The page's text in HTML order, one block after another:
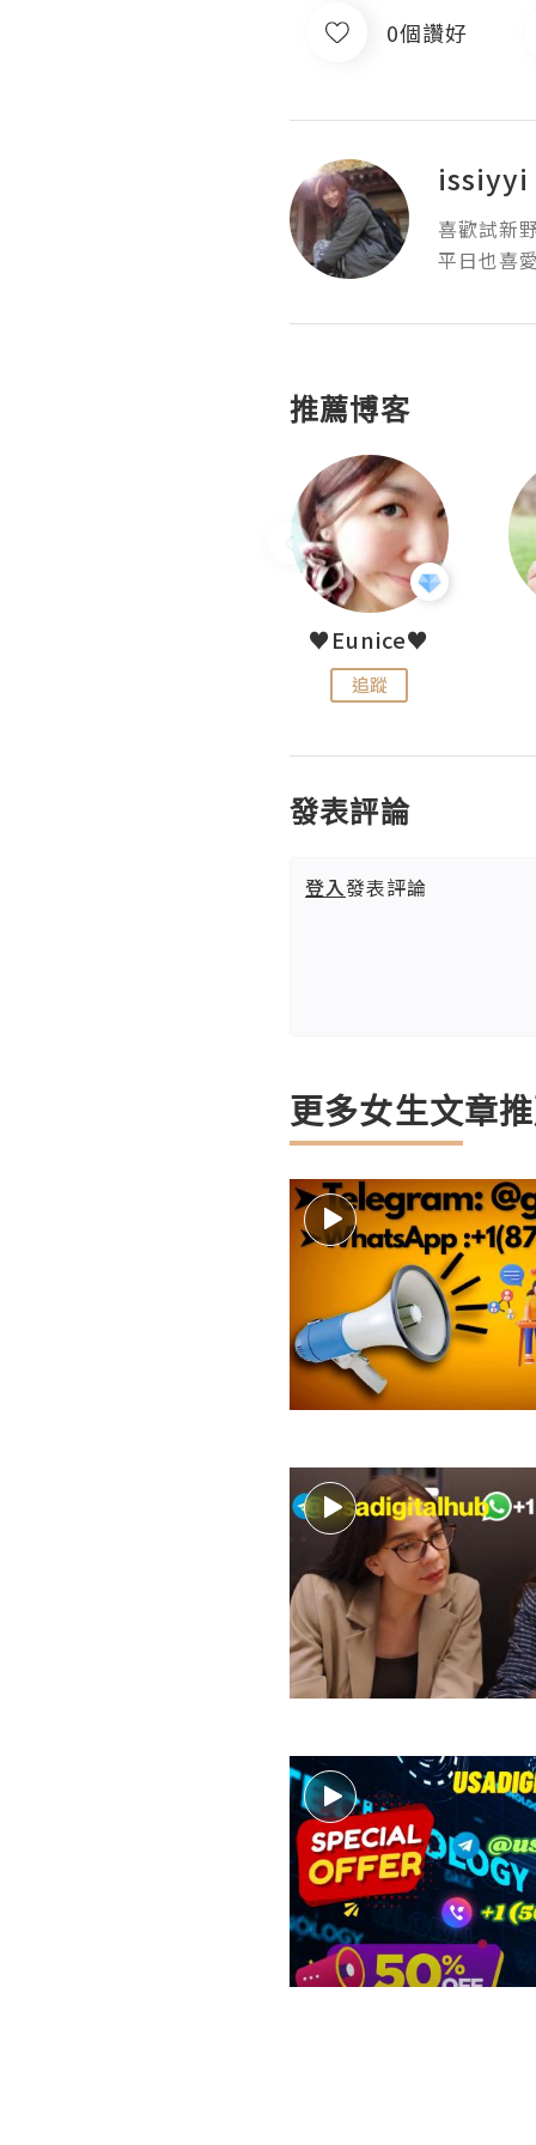
0個讚好
issiyyi
喜歡試新
平日也喜
推薦博客
♥Eunice♥
追蹤
發表評論
登入發表評論
更多女生文章